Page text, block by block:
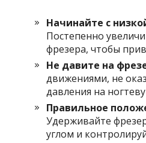
Начинайте с
Постепенно
фрезера, чтобы
Не давите на
движениями, не
давления на
Правильное
Удерживайте
углом и